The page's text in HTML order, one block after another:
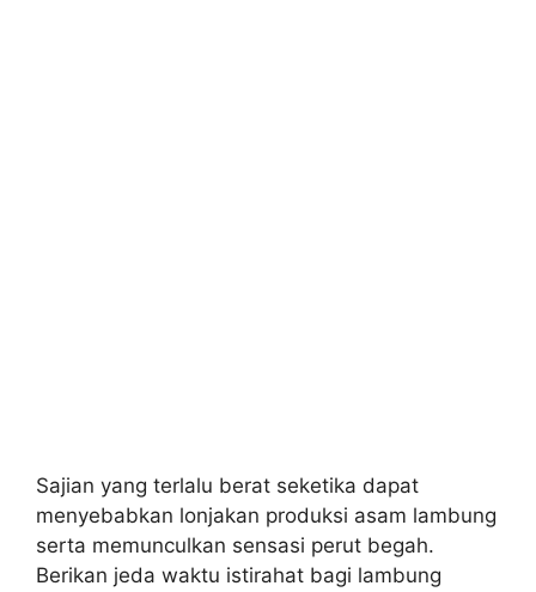
Sajian yang terlalu berat seketika dapat
menyebabkan lonjakan produksi asam lambung
serta memunculkan sensasi perut begah.
Berikan jeda waktu istirahat bagi lambung